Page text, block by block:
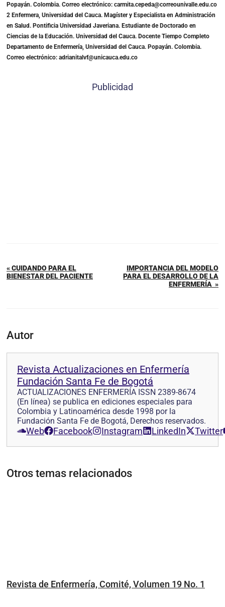
Popayán. Colombia. Correo electrónico: carmita.cepeda@correounivalle.edu.co
2 Enfermera, Universidad del Cauca. Magíster y Especialista en Administración
en Salud. Pontificia Universidad Javeriana. Estudiante de Doctorado en
Ciencias de la Educación. Universidad del Cauca. Docente Tiempo Completo
Departamento de Enfermería, Universidad del Cauca. Popayán. Colombia.
Correo electrónico: adrianitalvf@unicauca.edu.co
Publicidad
« CUIDANDO PARA EL
BIENESTAR DEL PACIENTE
IMPORTANCIA DEL MODELO
PARA EL DESARROLLO DE LA
ENFERMERÍA »
Autor
Revista Actualizaciones en Enfermería
Fundación Santa Fe de Bogotá
ACTUALIZACIONES ENFERMERÍA ISSN 2389-8674
(En línea) se publica en ediciones especiales para
Colombia y Latinoamérica desde 1998 por la
Fundación Santa Fe de Bogotá, Derechos reservados.
Web Facebook Instagram LinkedIn Twitter
Otros temas relacionados
Revista de Enfermería, Comité, Volumen 19 No. 1